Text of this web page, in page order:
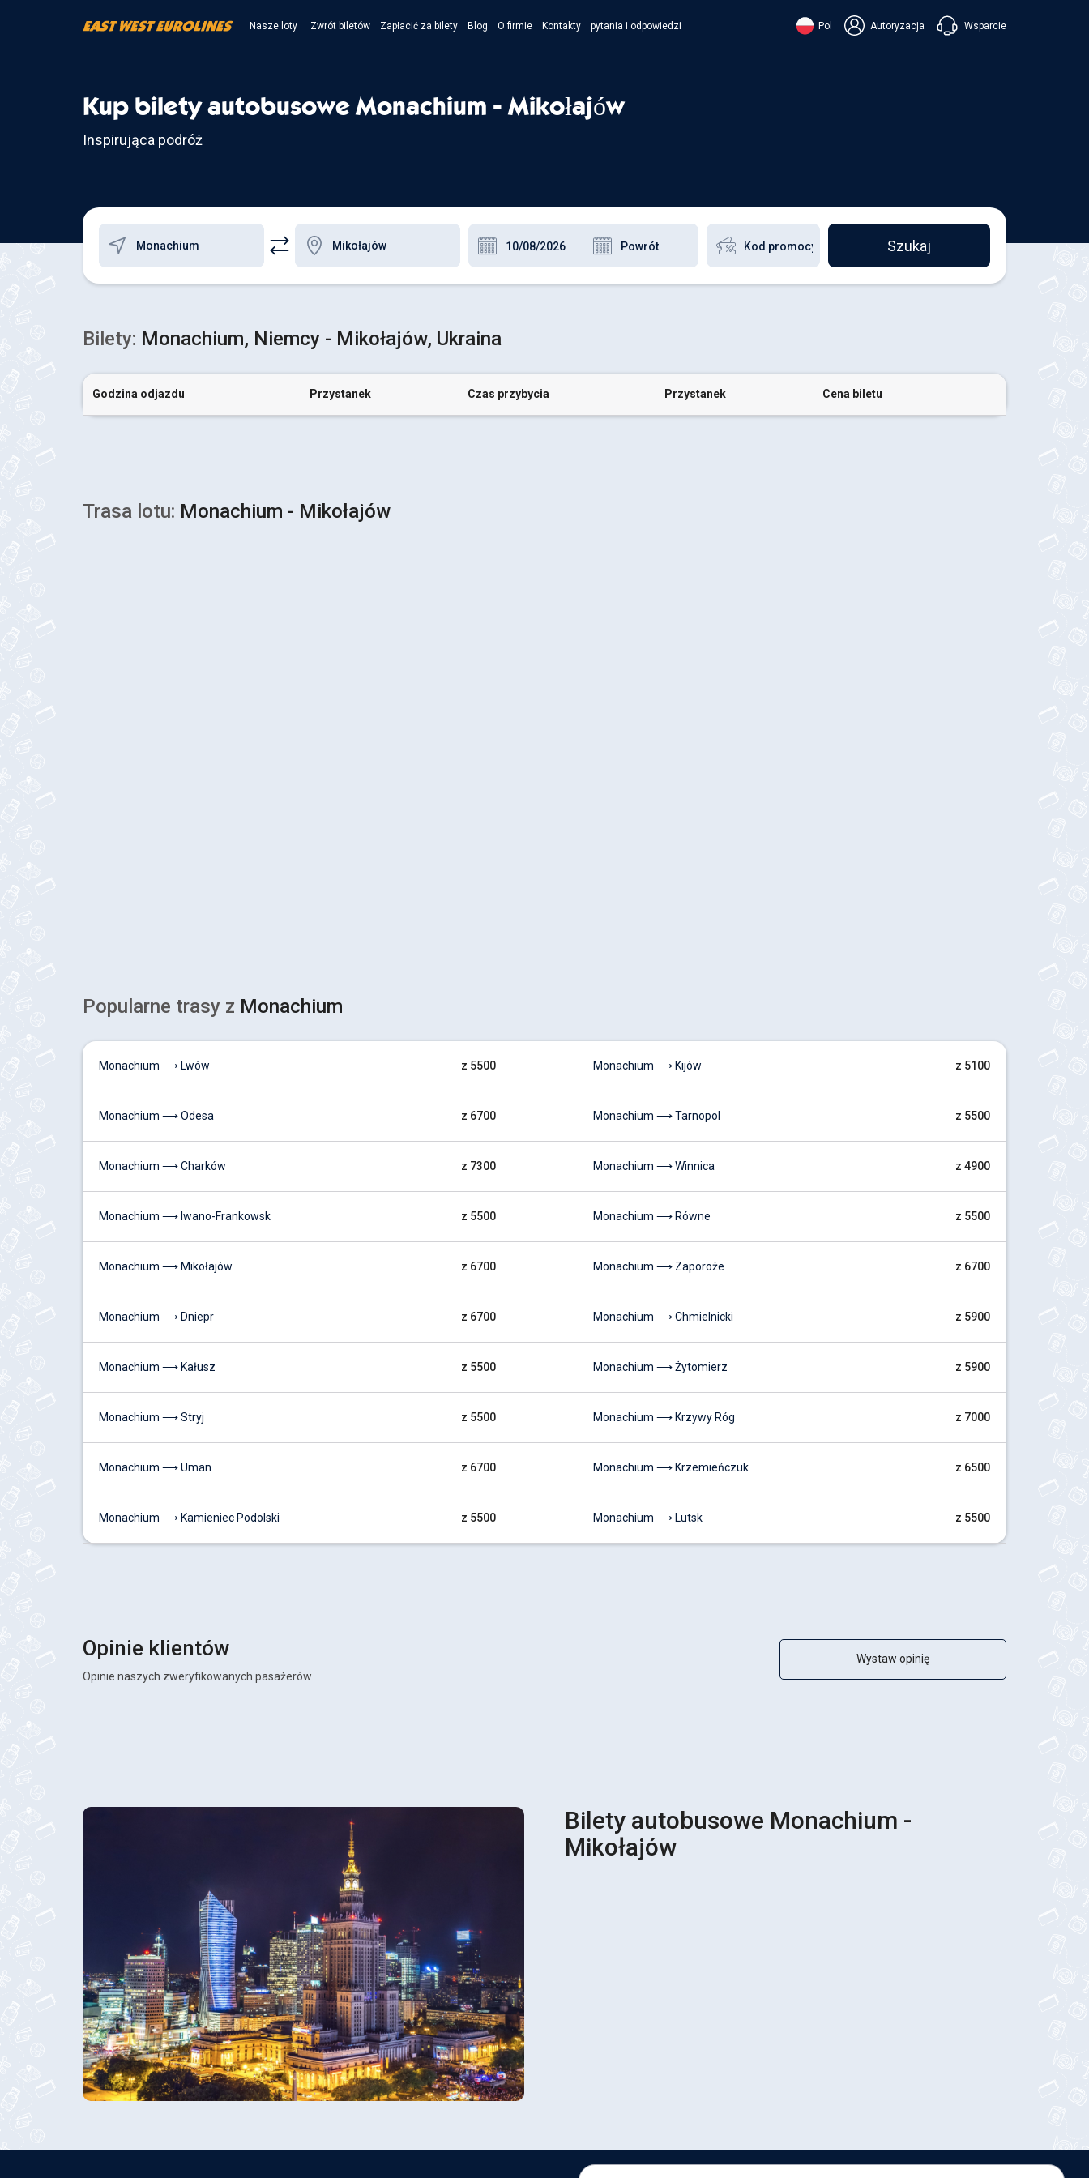
Nasze loty Zwrót biletów Zapłacić za bilety Blog O firmie Kontakty pytania i odpowiedzi Pol Autoryzacja Wsparcie
Czatuj w Messengerze
Kup bilety autobusowe Monachium - Mikołajów
Inspirująca podróż
Szukaj
Bilety: Monachium, Niemcy - Mikołajów, Ukraina
Godzina odjazdu Przystanek Czas przybycia Przystanek Cena biletu
Trasa lotu: Monachium - Mikołajów
Popularne trasy z Monachium
Monachium ⟶ Lwów z 5500
Monachium ⟶ Odesa z 6700
Monachium ⟶ Charków z 7300
Monachium ⟶ Iwano-Frankowsk z 5500
Monachium ⟶ Mikołajów z 6700
Monachium ⟶ Dniepr z 6700
Monachium ⟶ Kałusz z 5500
Monachium ⟶ Stryj z 5500
Monachium ⟶ Uman z 6700
Monachium ⟶ Kamieniec Podolski z 5500
Monachium ⟶ Kijów z 5100
Monachium ⟶ Tarnopol z 5500
Monachium ⟶ Winnica z 4900
Monachium ⟶ Równe z 5500
Monachium ⟶ Zaporoże z 6700
Monachium ⟶ Chmielnicki z 5900
Monachium ⟶ Żytomierz z 5900
Monachium ⟶ Krzywy Róg z 7000
Monachium ⟶ Krzemieńczuk z 6500
Monachium ⟶ Lutsk z 5500
Opinie klientów
Opinie naszych zweryfikowanych pasażerów
Wystaw opinię
Bilety autobusowe Monachium -
Mikołajów